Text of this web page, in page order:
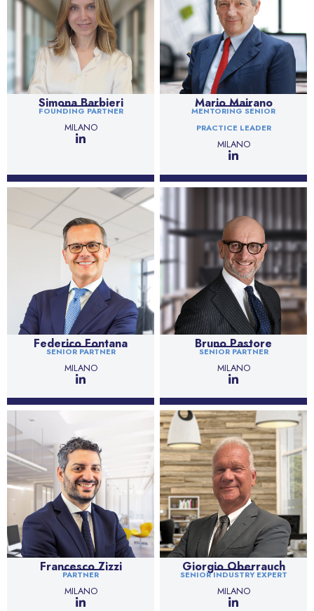
Simona Barbieri
FOUNDING PARTNER
MILANO
Mario Mairano
MENTORING SENIOR
PRACTICE LEADER
MILANO
Federico Fontana
SENIOR PARTNER
MILANO
Bruno Pastore
SENIOR PARTNER
MILANO
Francesco Zizzi
PARTNER
MILANO
Giorgio Oberrauch
SENIOR INDUSTRY EXPERT
MILANO